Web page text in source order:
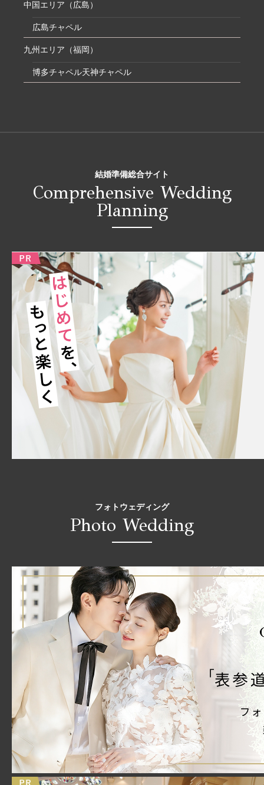
中国エリア（広島）
広島チャペル
九州エリア（福岡）
博多チャペル天神チャペル
結婚準備総合サイト
Comprehensive Wedding
Planning
フォトウェディング
Photo Wedding